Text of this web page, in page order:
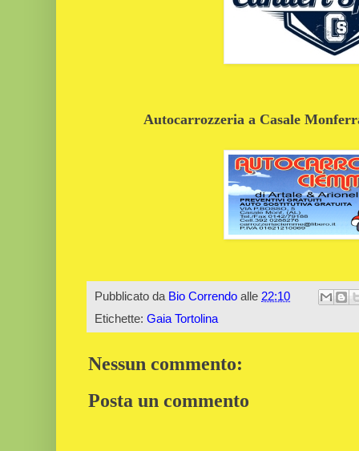
Autocarrozzeria a Casale
Pubblicato da Bio Correndo alle 22:10
Etichette: Gaia Tortolina
Nessun commento:
Posta un commento